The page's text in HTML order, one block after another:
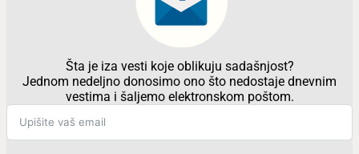
Šta je iza vesti koje oblikuju sadašnjost?
Jednom nedeljno donosimo ono što nedostaje dnevnim
vestima i šaljemo elektronskom poštom.